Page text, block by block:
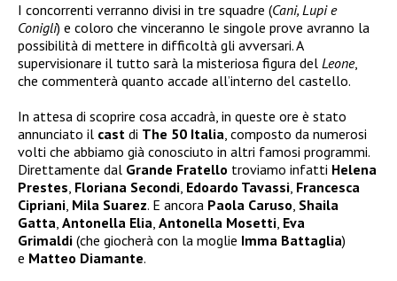
I concorrenti verranno divisi in tre squadre (Cani, Lupi e
Conigli) e coloro che vinceranno le singole prove avranno la
possibilità di mettere in difficoltà gli avversari. A
supervisionare il tutto sarà la misteriosa figura del Leone,
che commenterà quanto accade all’interno del castello.
In attesa di scoprire cosa accadrà, in queste ore è stato
annunciato il cast di The 50 Italia, composto da numerosi
volti che abbiamo già conosciuto in altri famosi programmi.
Direttamente dal Grande Fratello troviamo infatti Helena
Prestes, Floriana Secondi, Edoardo Tavassi, Francesca
Cipriani, Mila Suarez. E ancora Paola Caruso, Shaila
Gatta, Antonella Elia, Antonella Mosetti, Eva
Grimaldi (che giocherà con la moglie Imma Battaglia)
e Matteo Diamante.